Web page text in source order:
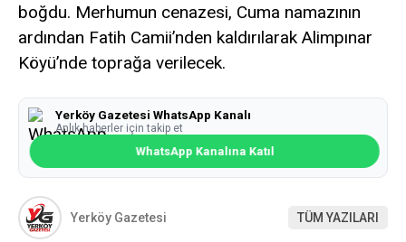
boğdu. Merhumun cenazesi, Cuma namazının
ardından Fatih Camii’nden kaldırılarak Alimpınar
Köyü’nde toprağa verilecek.
Yerköy Gazetesi WhatsApp Kanalı
Anlık haberler için takip et
WhatsApp Kanalına Katıl
Yerköy Gazetesi TÜM YAZILARI